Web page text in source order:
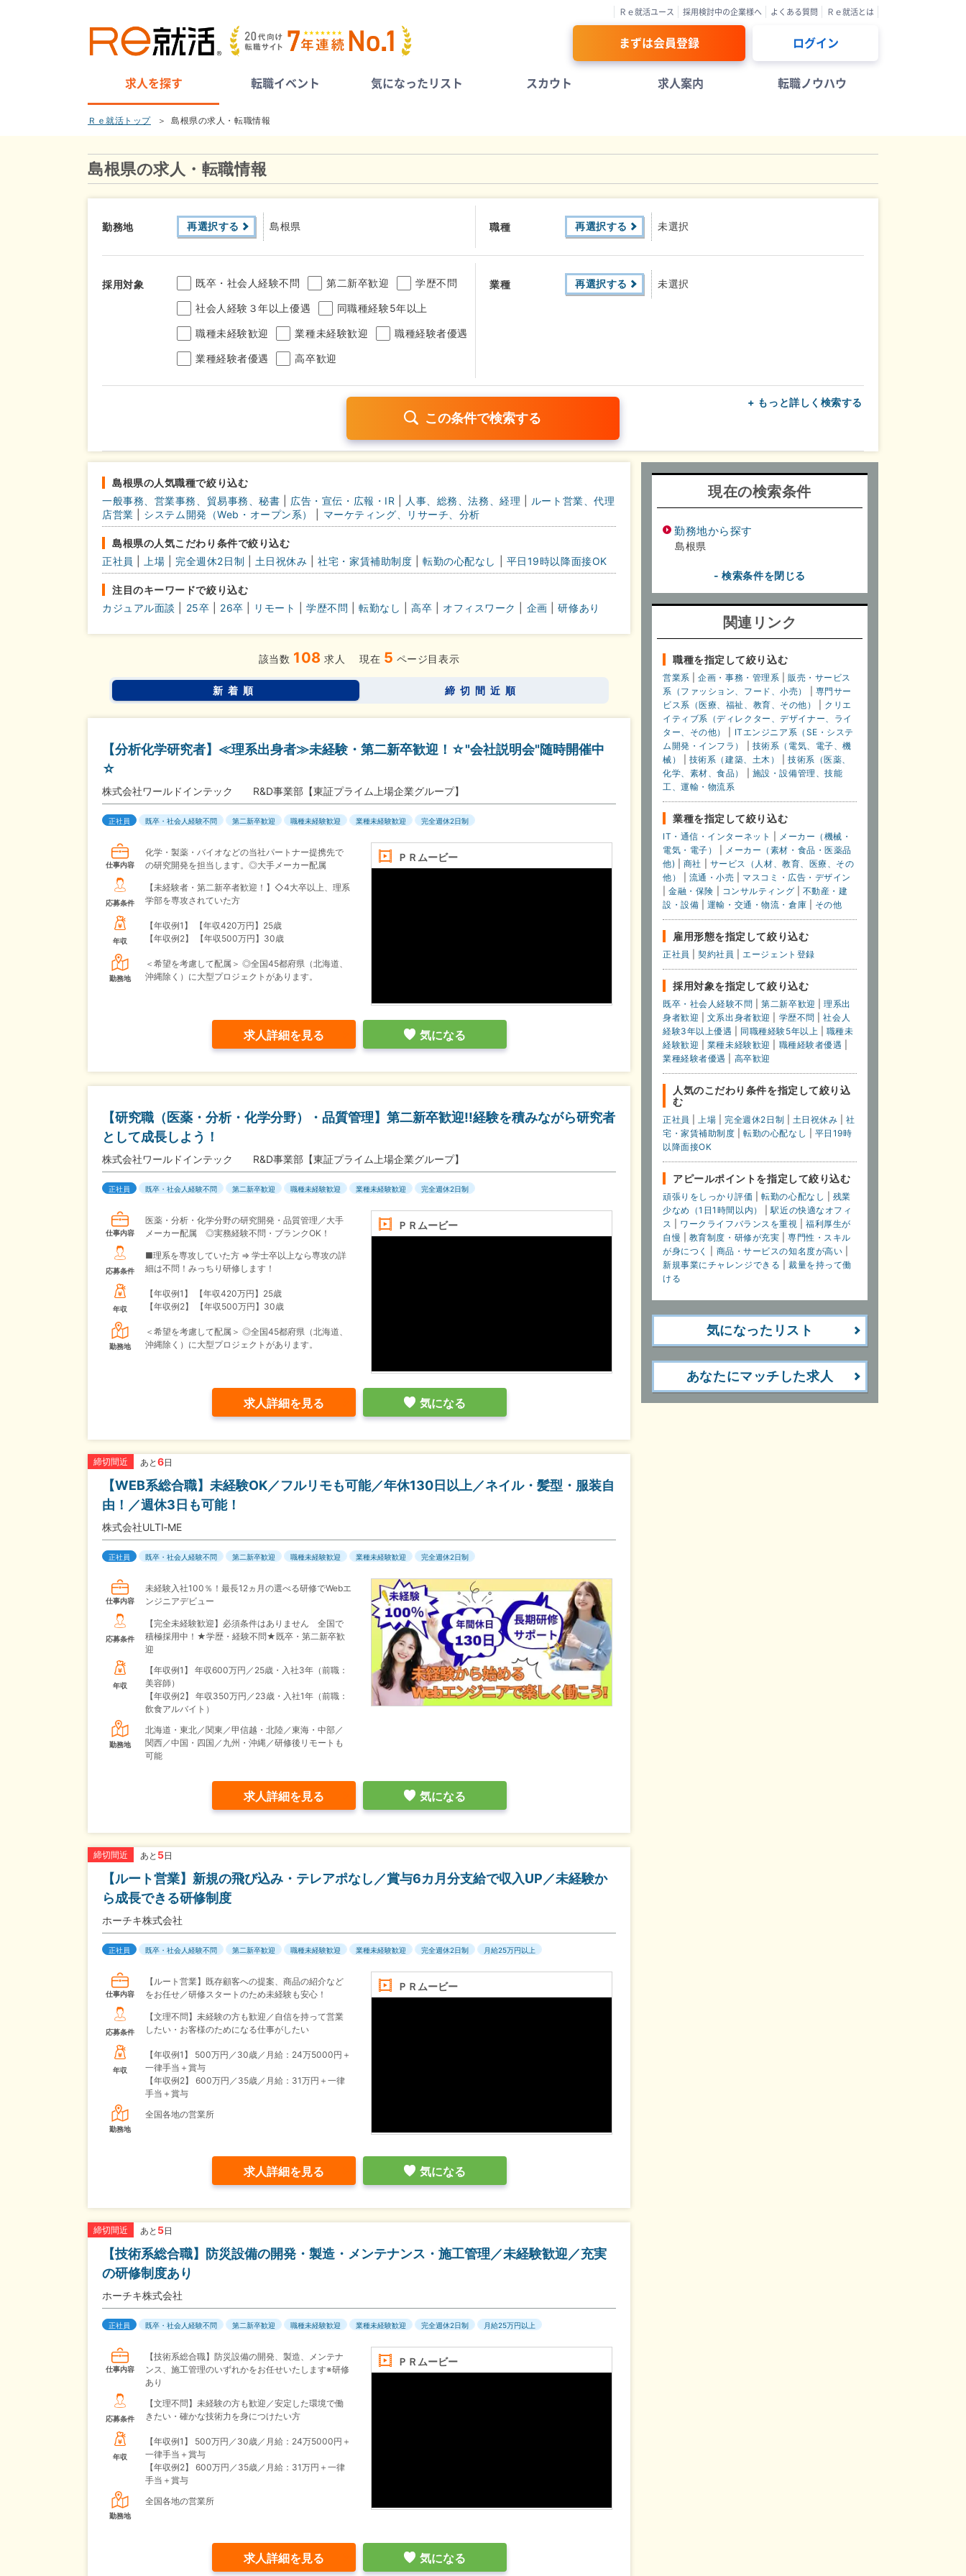
Ｒｅ就活ユース 採用検討中の企業様へ よくある質問 Ｒｅ就活とは
まずは会員登録 ログイン
求人を探す 転職イベント 気になったリスト スカウト 求人案内 転職ノウハウ
Ｒｅ就活トップ 島根県の求人・転職情報
島根県の求人・転職情報
勤務地 再選択する 島根県 職種 再選択する 未選択
採用対象 既卒・社会人経験不問 第二新卒歓迎 学歴不問
社会人経験３年以上優遇 同職種経験5年以上
職種未経験歓迎 業種未経験歓迎 職種経験者優遇
業種経験者優遇 高卒歓迎
業種 再選択する 未選択
こだわり
条件
完全週休2日制
土日面接OK 書類選考なし
さらに詳しく検索したい方はこちら➤
+ もっと詳しく検索する
島根県の人気職種で絞り込む
一般事務、営業事務、貿易事務、秘書
広告・宣伝・広報・IR 人事、総務、法務、経理
ルート営業、代理
店営業
システム開発（Web・オープン系） マーケティング、リサーチ、分析
島根県の人気こだわり条件で絞り込む
正社員
上場 完全週休2日制 土日祝休み 社宅・家賃補助制度 転勤の心配なし 平日19時以降面接OK
注目のキーワードで絞り込む
カジュアル面談
25卒 26卒 リモート 学歴不問 転勤なし 高卒 オフィスワーク 企画 研修あり
該当数 108 求人 現在 5 ページ目表示
新着順 締切間近順
【分析化学研究者】≪理系出身者≫未経験・第二新卒歓迎！☆"会社説明会"随時開催中
☆
株式会社ワールドインテック R&D事業部【東証プライム上場企業グループ】
正社員 既卒・社会人経験不問 第二新卒歓迎 職種未経験歓迎 業種未経験歓迎 完全週休2日制
ＰＲムービー
仕事内容
化学・製薬・バイオなどの当社パートナー提携先で
の研究開発を担当します。◎大手メーカー配属
応募条件
【未経験者・第二新卒者歓迎！】◇4大卒以上、理系
学部を専攻されていた方
年収
【年収例1】
【年収420万円】25歳
【年収例2】
【年収500万円】30歳
勤務地
＜希望を考慮して配属＞ ◎全国45都府県（北海道、
沖縄除く）に大型プロジェクトがあります。
求人詳細を見る 気になる
【研究職（医薬・分析・化学分野）・品質管理】第二新卒歓迎!!経験を積みながら研究者
として成長しよう！
株式会社ワールドインテック R&D事業部【東証プライム上場企業グループ】
正社員 既卒・社会人経験不問 第二新卒歓迎 職種未経験歓迎 業種未経験歓迎 完全週休2日制
ＰＲムービー
仕事内容
医薬・分析・化学分野の研究開発・品質管理／大手
メーカー配属 ◎実務経験不問・ブランクOK！
応募条件
■理系を専攻していた方 ⇒ 学士卒以上なら専攻の詳
細は不問！みっちり研修します！
年収
【年収例1】
【年収420万円】25歳
【年収例2】
【年収500万円】30歳
勤務地
＜希望を考慮して配属＞ ◎全国45都府県（北海道、
沖縄除く）に大型プロジェクトがあります。
求人詳細を見る 気になる
締切間近 あと 6日
【WEB系総合職】未経験OK／フルリモも可能／年休130日以上／ネイル・髪型・服装自
由！／週休3日も可能！
株式会社ULTI‐ME
正社員 既卒・社会人経験不問 第二新卒歓迎 職種未経験歓迎 業種未経験歓迎 完全週休2日制
仕事内容
未経験入社100％！最長12ヵ月の選べる研修でWebエ
ンジニアデビュー
応募条件
【完全未経験歓迎】必須条件はありません 全国で
積極採用中！★学歴・経験不問★既卒・第二新卒歓
迎
年収
【年収例1】
年収600万円／25歳・入社3年（前職：
美容師）
【年収例2】
年収350万円／23歳・入社1年（前職：
飲食アルバイト）
勤務地
北海道・東北／関東／甲信越・北陸／東海・中部／
関西／中国・四国／九州・沖縄／研修後リモートも
可能
求人詳細を見る 気になる
締切間近 あと 5日
【ルート営業】新規の飛び込み・テレアポなし／賞与6カ月分支給で収入UP／未経験か
ら成長できる研修制度
ホーチキ株式会社
正社員 既卒・社会人経験不問 第二新卒歓迎 職種未経験歓迎 業種未経験歓迎 完全週休2日制 月給25万円以上
ＰＲムービー
仕事内容
【ルート営業】既存顧客への提案、商品の紹介など
をお任せ／研修スタートのため未経験も安心！
応募条件
【文理不問】未経験の方も歓迎／自信を持って営業
したい・お客様のためになる仕事がしたい
年収
【年収例1】
500万円／30歳／月給：24万5000円＋
一律手当＋賞与
【年収例2】
600万円／35歳／月給：31万円＋一律
手当＋賞与
勤務地
全国各地の営業所
求人詳細を見る 気になる
締切間近 あと 5日
【技術系総合職】防災設備の開発・製造・メンテナンス・施工管理／未経験歓迎／充実
の研修制度あり
ホーチキ株式会社
正社員 既卒・社会人経験不問 第二新卒歓迎 職種未経験歓迎 業種未経験歓迎 完全週休2日制 月給25万円以上
ＰＲムービー
仕事内容
【技術系総合職】防災設備の開発、製造、メンテナ
ンス、施工管理のいずれかをお任せいたします※研修
あり
応募条件
【文理不問】未経験の方も歓迎／安定した環境で働
きたい・確かな技術力を身につけたい方
年収
【年収例1】
500万円／30歳／月給：24万5000円＋
一律手当＋賞与
【年収例2】
600万円／35歳／月給：31万円＋一律
手当＋賞与
勤務地
全国各地の営業所
求人詳細を見る 気になる
現在の検索条件
勤務地から探す
島根県
- 検索条件を閉じる
関連リンク
職種を指定して絞り込む
営業系 企画・事務・管理系
販売・サービス
系（ファッション、フード、小売）
専門サー
ビス系（医療、福祉、教育、その他）
クリエ
イティブ系（ディレクター、デザイナー、ライ
ター、その他）
ITエンジニア系（SE・システ
ム開発・インフラ）
技術系（電気、電子、機
械）
技術系（建築、土木）
技術系（医薬、
化学、素材、食品）
施設・設備管理、技能
工、運輸・物流系
業種を指定して絞り込む
IT・通信・インターネット
メーカー（機械・
電気・電子）
メーカー（素材・食品・医薬品
他)
商社
サービス（人材、教育、医療、その
他）
流通・小売
マスコミ・広告・デザイン
金融・保険 コンサルティング
不動産・建
設・設備
運輸・交通・物流・倉庫 その他
雇用形態を指定して絞り込む
正社員 契約社員 エージェント登録
採用対象を指定して絞り込む
既卒・社会人経験不問 第二新卒歓迎
理系出
身者歓迎
文系出身者歓迎 学歴不問
社会人
経験3年以上優遇
同職種経験5年以上
職種未
経験歓迎
業種未経験歓迎 職種経験者優遇
業種経験者優遇
高卒歓迎
人気のこだわり条件を指定して絞り込
む
正社員 上場 完全週休2日制 土日祝休み
社
宅・家賃補助制度
転勤の心配なし
平日19時
以降面接OK
アピールポイントを指定して絞り込む
頑張りをしっかり評価 転勤の心配なし
残業
少なめ（1日1時間以内）
駅近の快適なオフィ
ス
ワークライフバランスを重視
福利厚生が
自慢
教育制度・研修が充実
専門性・スキル
が身につく
商品・サービスの知名度が高い
新規事業にチャレンジできる
裁量を持って働
ける
気になったリスト
あなたにマッチした求人